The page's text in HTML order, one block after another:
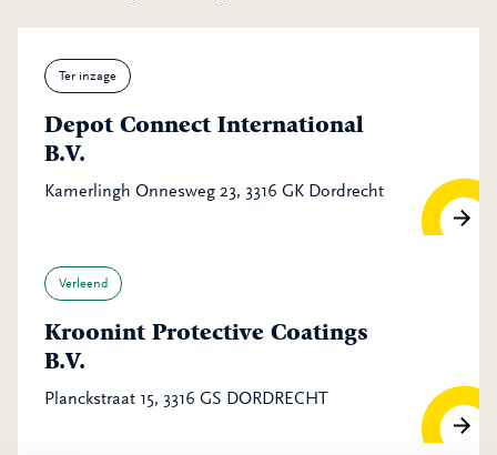
Ter inzage
Depot Connect International
B.V.
Kamerlingh Onnesweg 23, 3316 GK Dordrecht
Verleend
Kroonint Protective Coatings
B.V.
Planckstraat 15, 3316 GS DORDRECHT